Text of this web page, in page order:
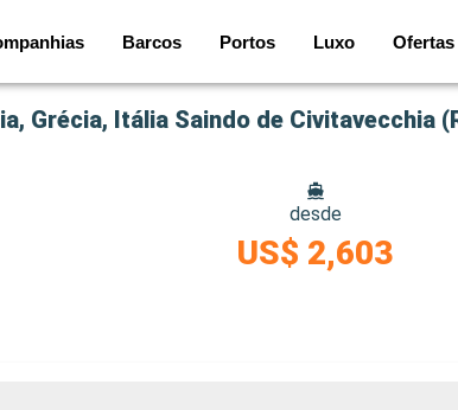
Barcos Portos Luxo Ofertas
Grécia, Itália Saindo de Civitavecchia
desde
US$ 2,603